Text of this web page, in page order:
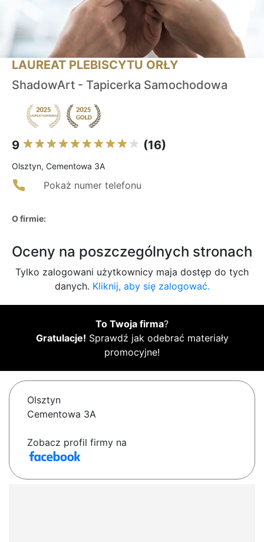
LAUREAT PLEBISCYTU ORŁY
ShadowArt - Tapicerka Samochodowa
9 (16)
Olsztyn, Cementowa 3A
Pokaż numer telefonu
O firmie:
Oceny na poszczególnych stronach
Tylko zalogowani użytkownicy maja dostęp do tych
danych. Kliknij, aby się zalogować.
To Twoja firma?
Gratulacje! Sprawdź jak odebrać materiały
promocyjne!
Olsztyn
Cementowa 3A
Zobacz profil firmy na